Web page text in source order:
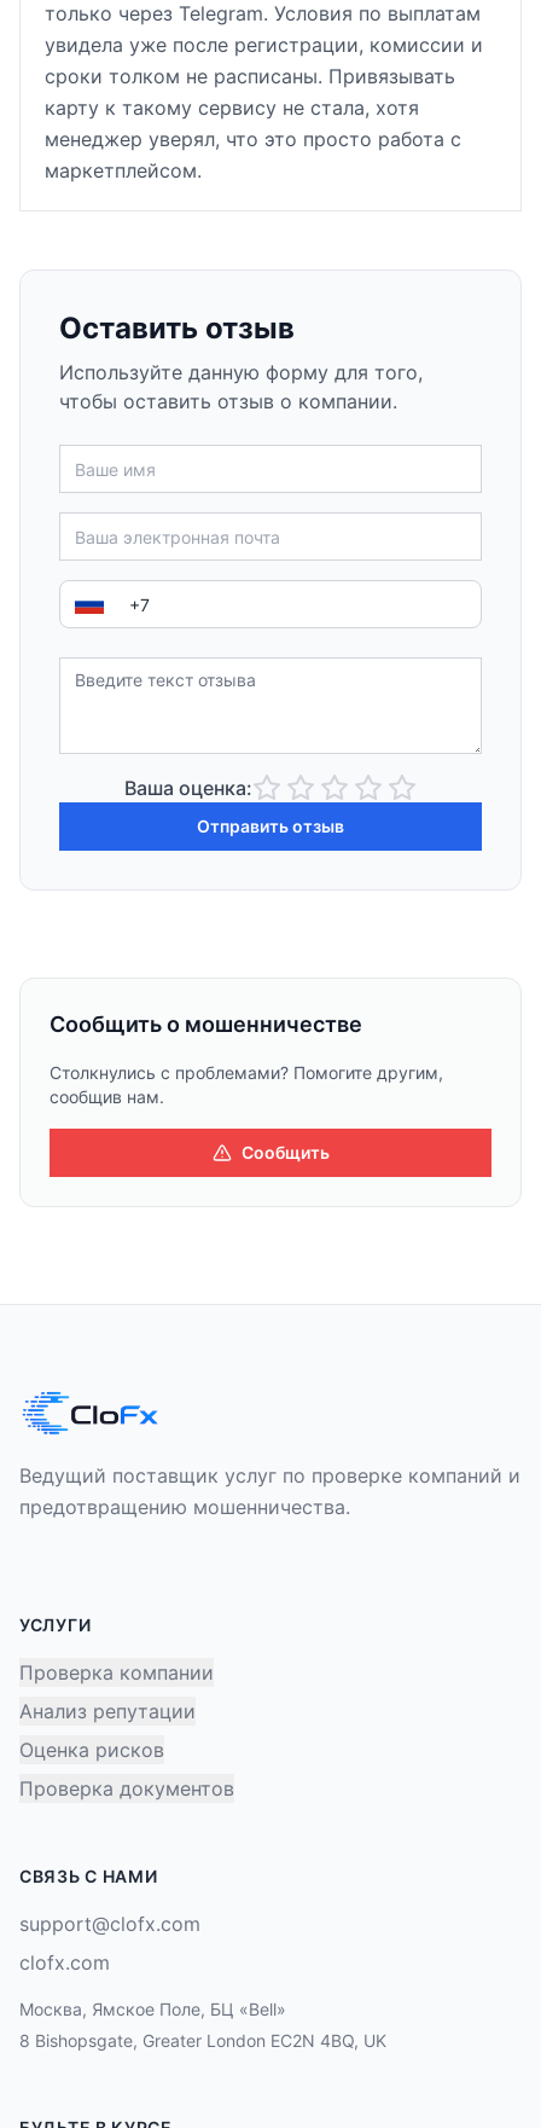
только через Telegram. Условия по выплатам
увидела уже после регистрации, комиссии и
сроки толком не расписаны. Привязывать
карту к такому сервису не стала, хотя
менеджер уверял, что это просто работа с
маркетплейсом.
Оставить отзыв
Используйте данную форму для того,
чтобы оставить отзыв о компании.
Ваша оценка:
Отправить отзыв
Сообщить о мошенничестве
Столкнулись с проблемами? Помогите другим,
сообщив нам.
Сообщить
Ведущий поставщик услуг по проверке компаний и
предотвращению мошенничества.
УСЛУГИ
Проверка компании
Анализ репутации
Оценка рисков
Проверка документов
СВЯЗЬ С НАМИ
support@clofx.com
clofx.com
Москва, Ямское Поле, БЦ «Bell»
8 Bishopsgate, Greater London EC2N 4BQ, UK